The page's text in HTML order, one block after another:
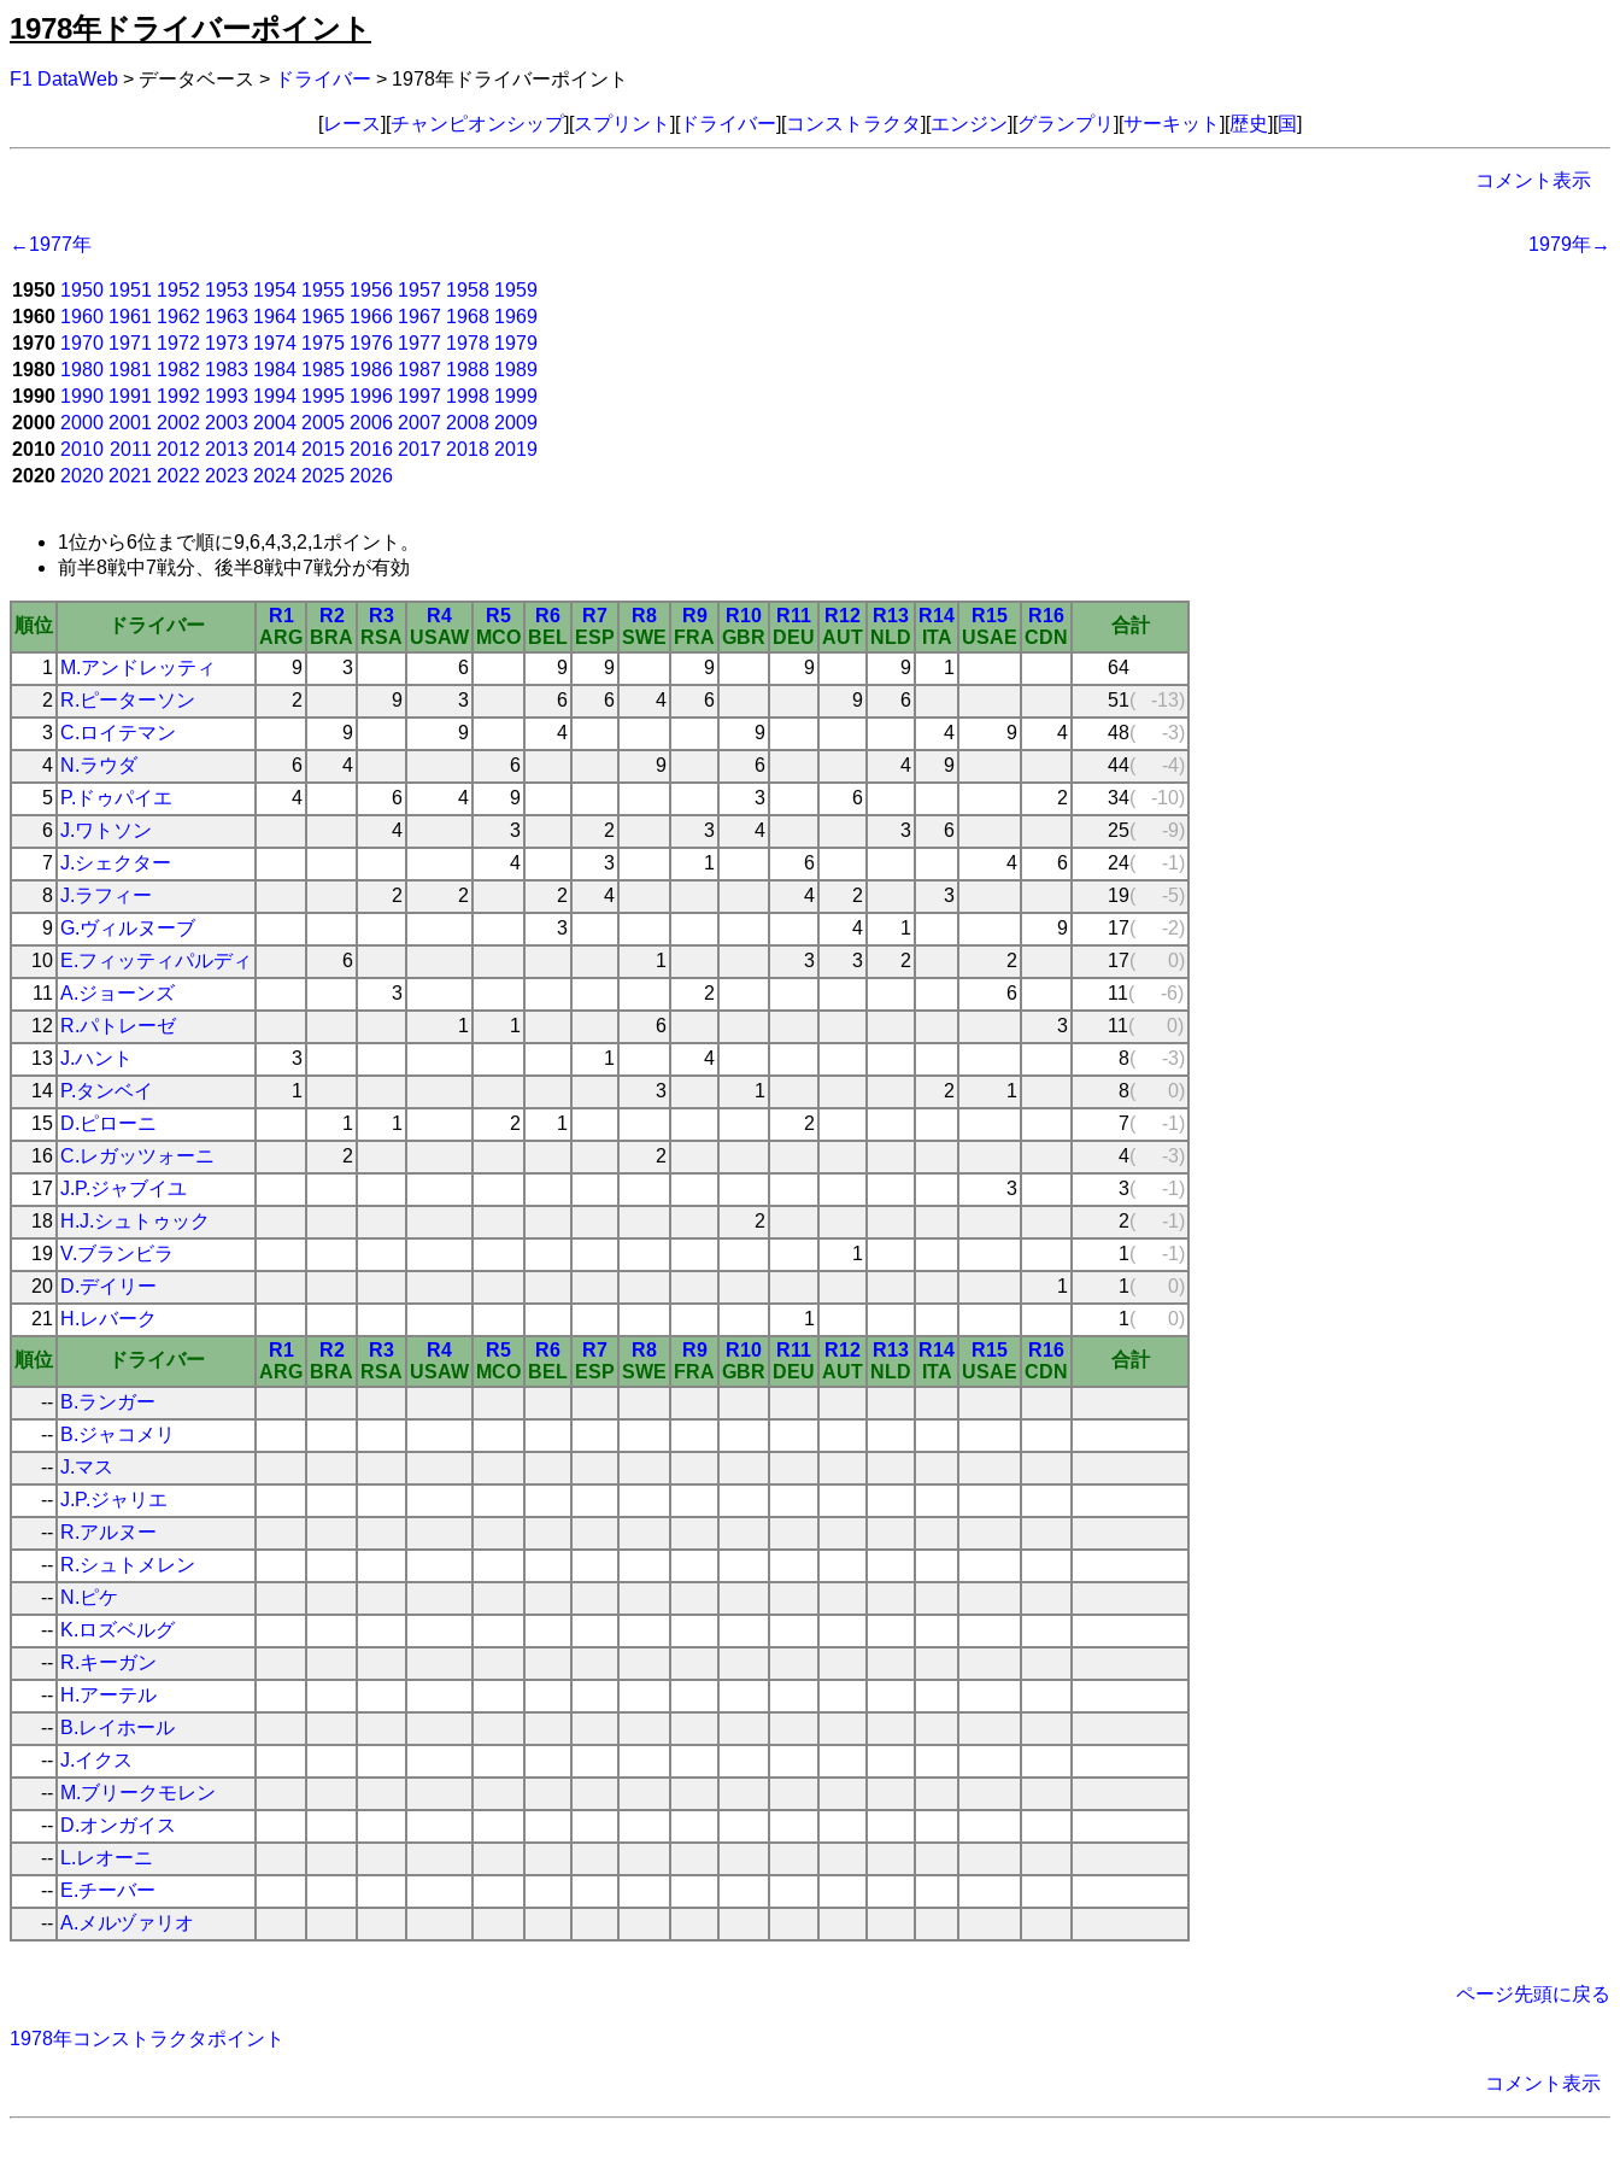
1978年ドライバーポイント
F1 DataWeb > データベース > ドライバー > 1978年ドライバーポイント
[レース][チャンピオンシップ][スプリント ][ドライバー][コンストラクタ][エンジン][グランプリ ][サーキット ][歴史][国]
コメント表示
←1977年 1979年→
1950 1950 1951 1952 1953 1954 1955 1956 1957 1958 1959
1960 1960 1961 1962 1963 1964 1965 1966 1967 1968 1969
1970 1970 1971 1972 1973 1974 1975 1976 1977 1978 1979
1980 1980 1981 1982 1983 1984 1985 1986 1987 1988 1989
1990 1990 1991 1992 1993 1994 1995 1996 1997 1998 1999
2000 2000 2001 2002 2003 2004 2005 2006 2007 2008 2009
2010 2010 2011 2012 2013 2014 2015 2016 2017 2018 2019
2020 2020 2021 2022 2023 2024 2025 2026
1位から6位まで順に9,6,4,3,2,1ポイント。
前半8戦中7戦分、後半8戦中7戦分が有効
順位 ドライバー
R1
ARG
R2
BRA
R3
RSA
R4
USAW
R5
MCO
R6
BEL
R7
ESP
R8
SWE
R9
FRA
R10
GBR
R11
DEU
R12
AUT
R13
NLD
R14
ITA
R15
USAE
R16
CDN
合計
1 M.アンドレッティ 9 3 6 9 9 9 9 9 1
64
2 R.ピーターソン 2 9 3 6 6 4 6 9 6 51(
-13)
3 C.ロイテマン 9 9 4 9 4 9 4 48(
-3)
4 N.ラウダ 6 4 6 9 6 4 9 44(
-4)
5 P.ドゥパイエ 4 6 4 9 3 6 2 34(
-10)
6 J.ワトソン 4 3 2 3 4 3 6 25(
-9)
7 J.シェクター 4 3 1 6 4 6 24(
-1)
8 J.ラフィー 2 2 2 4 4 2 3 19(
-5)
9 G.ヴィルヌーブ 3 4 1 9 17(
-2)
10 E.フィッティパルディ 6 1 3 3 2 2 17(
0)
11 A.ジョーンズ 3 2 6 11(
-6)
12 R.パトレーゼ 1 1 6 3 11(
0)
13 J.ハント 3 1 4 8(
-3)
14 P.タンベイ 1 3 1 2 1 8(
0)
15 D.ピローニ 1 1 2 1 2 7(
-1)
16 C.レガッツォーニ 2 2 4(
-3)
17 J.P.ジャブイユ 3 3(
-1)
18 H.J.シュトゥック 2 2(
-1)
19 V.ブランビラ 1 1(
-1)
20 D.デイリー 1 1(
0)
21 H.レバーク 1 1(
0)
順位
ドライバー
R1
ARG
R2
BRA
R3
RSA
R4
USAW
R5
MCO
R6
BEL
R7
ESP
R8
SWE
R9
FRA
R10
GBR
R11
DEU
R12
AUT
R13
NLD
R14
ITA
R15
USAE
R16
CDN
合計
-- B.ランガー
-- B.ジャコメリ
-- J.マス
-- J.P.ジャリエ
-- R.アルヌー
-- R.シュトメレン
-- N.ピケ
-- K.ロズベルグ
-- R.キーガン
-- H.アーテル
-- B.レイホール
-- J.イクス
-- M.ブリークモレン
-- D.オンガイス
-- L.レオーニ
-- E.チーバー
-- A.メルヅァリオ
ページ先頭に戻る
1978年コンストラクタポイント
コメント表示